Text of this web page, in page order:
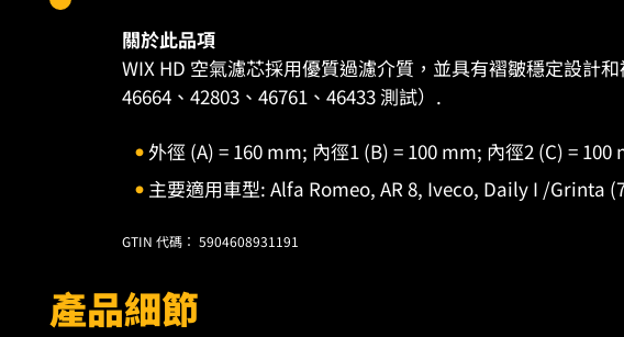
關於此品項
WIX HD 空氣濾芯採用優質過濾介質，並具有褶皺穩定設計
46664、42803、46761、46433 測試）.
外徑 (A) = 160 mm; 內徑1 (B) = 100 mm; 內徑2 (C) =
主要適用車型: Alfa Romeo, AR 8, Iveco, Daily I /Grinta
GTIN 代碼： 5904608931191
產品細節